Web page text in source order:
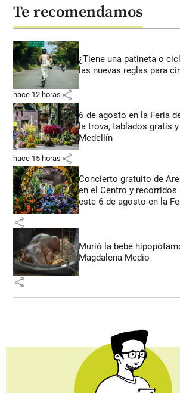
Te recomendamos
¿Tiene una patineta o
las nuevas reglas para
hace 12 horas share
6 de agosto en la Feria
la trova, tablados gratis
Medellín
hace 15 horas share
Concierto gratuito de
en el Centro y recorridos
este 6 de agosto en la
share
Murió la bebé
Magdalena Medio
share